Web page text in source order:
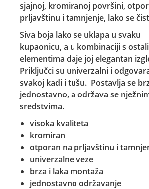
sjajnoj, kromiranoj površini,
prljavštinu i tamnjenje, lako se
Siva boja lako se uklapa u svaku
kupaonicu, a u kombinaciji s
elementima daje joj elegantan
Priključci su univerzalni i
svakoj kadi i tušu. Postavlja se
jednostavno, a održava se
sredstvima.
visoka kvaliteta
kromiran
otporan na prljavštinu i
univerzalne veze
brza i laka montaža
jednostavno održavanje